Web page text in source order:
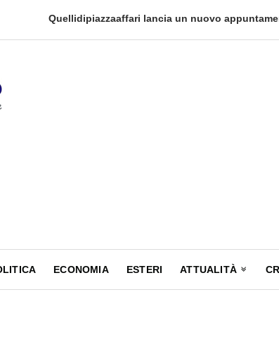
lancia un nuovo appuntamento in terra siciliana:
ECONOMIA ESTERI ATTUALITÀ